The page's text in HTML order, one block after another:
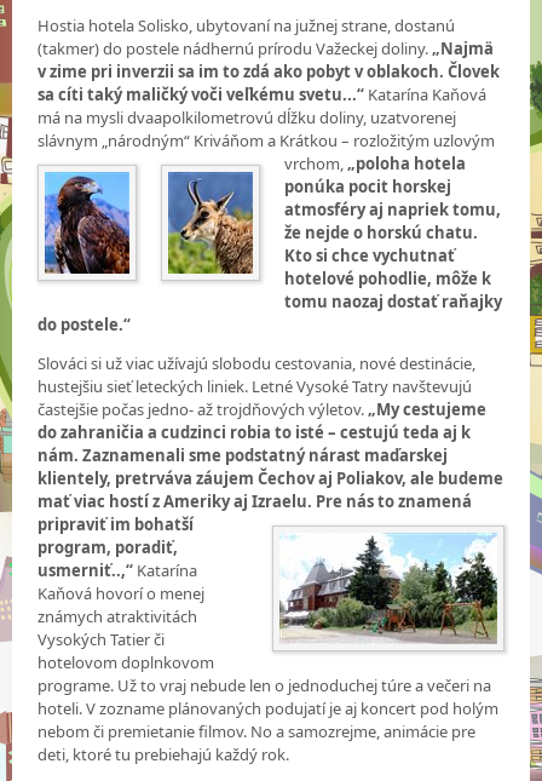
Hostia hotela Solisko, ubytovaní na južnej strane, dostanú
(takmer) do postele nádhernú prírodu Važeckej doliny.„Najmä
v zime pri inverzii sa im to zdá ako pobyt v oblakoch. Človek
sa cíti taký maličký voči veľkému svetu...“ Katarína Kaňová
má na mysli dvaapolkilometrovú dĺžku doliny, uzatvorenej
slávnym „národným“ Kriváňom a Krátkou – rozložitým uzlovým
vrchom,„poloha hotela
ponúka pocit horskej
atmosféry aj napriek tomu,
že nejde o horskú chatu.
Kto si chce vychutnať
hotelové pohodlie, môže k
tomu naozaj dostať raňajky
do postele.“
Slováci si už viac užívajú slobodu cestovania, nové destinácie,
hustejšiu sieť leteckých liniek. Letné Vysoké Tatry navštevujú
častejšie počas jedno- až trojdňových výletov.„My cestujeme
do zahraničia a cudzinci robia to isté – cestujú teda aj k
nám. Zaznamenali sme podstatný nárast maďarskej
klientely, pretrváva záujem Čechov aj Poliakov, ale budeme
mať viac hostí z Ameriky aj Izraelu. Pre nás to znamená
pripraviť im bohatší
program, poradiť,
usmerniť..,“ Katarína
Kaňová hovorí o menej
známych atraktivitách
Vysokých Tatier či
hotelovom doplnkovom
programe. Už to vraj nebude len o jednoduchej túre a večeri na
hoteli. V zozname plánovaných podujatí je aj koncert pod holým
nebom či premietanie filmov. No a samozrejme, animácie pre
deti, ktoré tu prebiehajú každý rok.